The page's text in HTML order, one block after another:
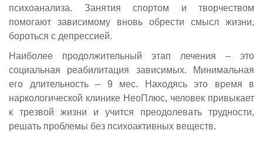
психоанализа. Занятия спортом и творчеством
помогают зависимому вновь обрести смысл жизни,
бороться с депрессией.
Наиболее продолжительный этап лечения – это
социальная реабилитация зависимых. Минимальная
его длительность – 9 мес. Находясь это время в
наркологической клинике НеоПлюс, человек привыкает
к трезвой жизни и учится преодолевать трудности,
решать проблемы без психоактивных веществ.